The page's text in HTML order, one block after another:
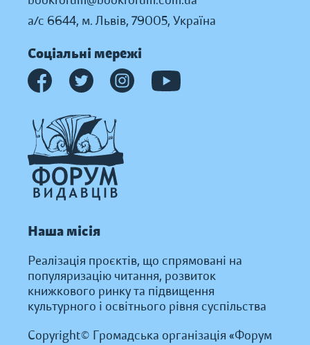
а/с 6644, м. Львів, 79005, Україна
Соціальні мережі
Наша місія
Реалізація проєктів, що спрямовані на
популяризацію читання, розвиток
книжкового ринку та підвищення
культурного і освітнього рівня суспільства
Copyright© Громадська організація «Форум